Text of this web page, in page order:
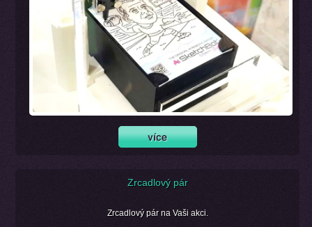
Zrcadlový pár
Zrcadlový pár na Vaši akci.